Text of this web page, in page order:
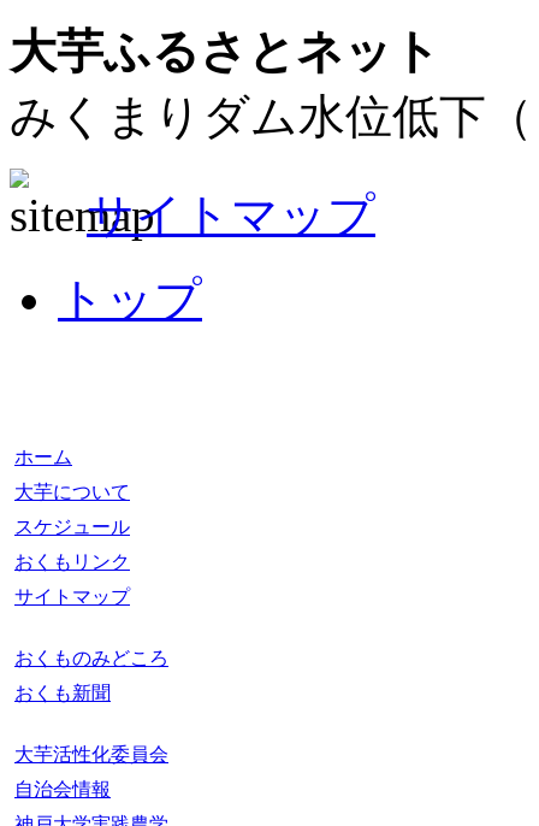
大芋ふるさとネット
みくまりダム水位低下
サイトマップ
トップ
ホーム
大芋について
スケジュール
おくもリンク
サイトマップ
おくものみどころ
おくも新聞
大芋活性化委員会
自治会情報